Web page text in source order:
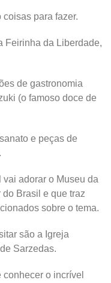
para fazer.
Feirinha da Liberdade,
de gastronomia
(o famoso doce de
e peças de
adorar o Museu da
do Brasil e que traz
sobre o tema.
são a Igreja
Sarzedas.
o incrível